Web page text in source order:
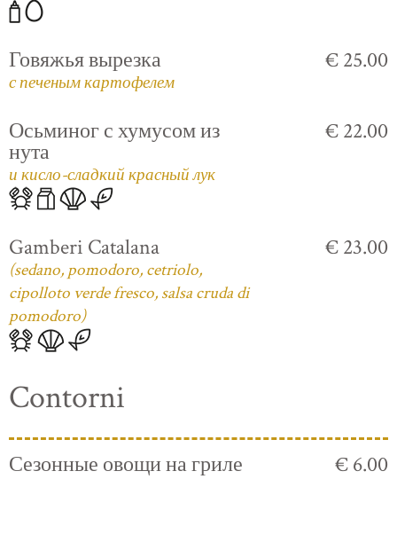
Говяжья вырезка
с печеным картофелем
€ 25.00
Осьминог с хумусом из
нута
и кисло-сладкий красный лук
€ 22.00
Gamberi Catalana
(sedano, pomodoro, cetriolo,
cipolloto verde fresco, salsa cruda di
pomodoro)
€ 23.00
Contorni
Сезонные овощи на гриле € 6.00